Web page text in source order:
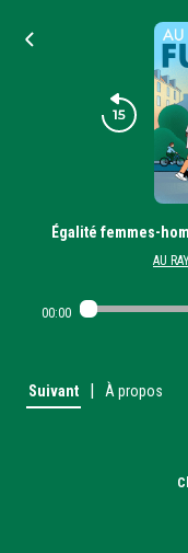
Égalité femmes-
AU
00:00
Suivant | À propos